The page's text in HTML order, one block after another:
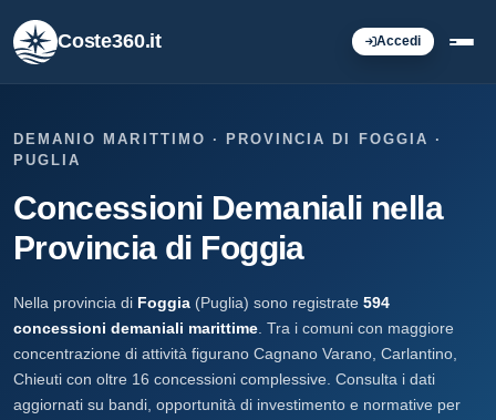
Coste360.it Accedi
DEMANIO MARITTIMO · PROVINCIA DI FOGGIA ·
PUGLIA
Concessioni Demaniali nella
Provincia di Foggia
Nella provincia di Foggia (Puglia) sono registrate 594
concessioni demaniali marittime . Tra i comuni con maggiore
concentrazione di attività figurano Cagnano Varano, Carlantino,
Chieuti con oltre 16 concessioni complessive. Consulta i dati
aggiornati su bandi, opportunità di investimento e normative per